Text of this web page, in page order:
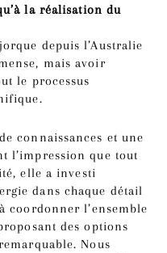
la réalisation du
depuis l’Australie
mais avoir
le processus
connaissances et une
l’impression que tout
elle a investi
dans chaque détail
coordonner l’ensemble
des options
Nous